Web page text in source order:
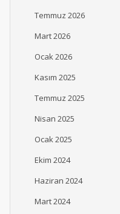
Temmuz 2026
Mart 2026
Ocak 2026
Kasım 2025
Temmuz 2025
Nisan 2025
Ocak 2025
Ekim 2024
Haziran 2024
Mart 2024